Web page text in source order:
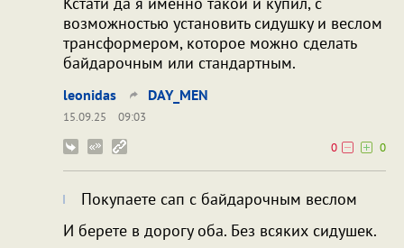
возможностью установить сидушку и веслом
трансформером, которое можно сделать
байдарочным или стандартным.
leonidas DAY_MEN
15.09.25
09:03
0
0
Покупаете сап с байдарочным веслом
И берете в дорогу оба. Без всяких сидушек.